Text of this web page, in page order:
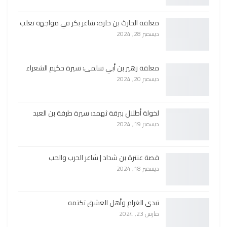
معلقة الحارث بن حلزة: شاعر بكر في مواجهة تغلب
ديسمبر 28, 2024
معلقة زهير بن أبي سلمى: سيرة حكيم الشعراء
ديسمبر 20, 2024
لخولة أطلال ببرقة ثهمد: سيرة طرفة بن العبد
ديسمبر 19, 2024
قصة عنترة بن شداد | شاعر الحرب والحب
ديسمبر 18, 2024
تبدي الغرام وأهل العشق تكتمه
مارس 23, 2024